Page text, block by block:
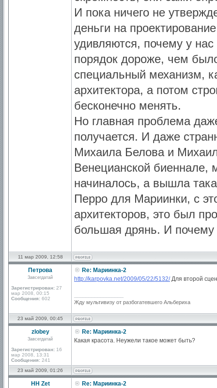
И пока ничего не
деньги на
удивляются, почему у
порядок дороже, чем
специальный механизм,
архитектора, а потом
бесконечно менять.
Но главная проблема
получается. И даже
Михаила Белова и
Венецианской биеннале,
начиналось, а вышла
Перро для Мариинки, с
архитекторов, это был
большая дрянь. И почему
11 мар 2009, 12:58
Петрова
Завсегдатай
Зарегистрирован: 27
мар 2008, 00:15
Сообщения: 602
Re: Мариинка-2
http://karpovka.net/2009/05/22/5132/Для второй
Жду мультивизу от разбогатевшего Альбериха
23 май 2009, 00:45
zlobey
Завсегдатай
Зарегистрирован: 16
мар 2008, 13:31
Сообщения: 241
Re: Мариинка-2
Какая красота. Неужели такое может быть?
23 май 2009, 01:26
HH Zet Re: Мариинка-2